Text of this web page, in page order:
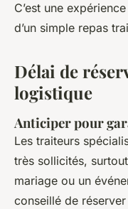
C’est une
d’un simple repas
Délai de
logistique
Anticiper pour
Les traiteurs
très sollicités,
mariage ou un
conseillé de